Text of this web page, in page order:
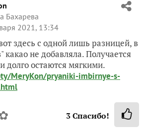
Бахарева
2021, 13:34
здесь с одной лишь разницей, в
какао не добавляла. Получается
долго остаются мягкими.
MeryKon/pryaniki-imbirnye-s-
3Спасибо!